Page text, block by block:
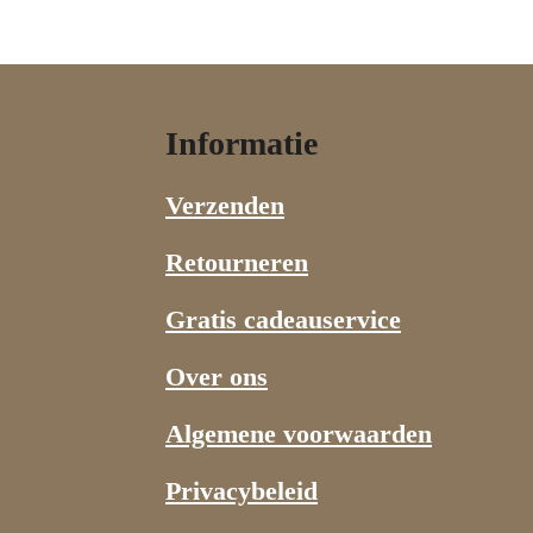
Informatie
Verzenden
Retourneren
Gratis cadeauservice
Over ons
Algemene voorwaarden
Privacybeleid